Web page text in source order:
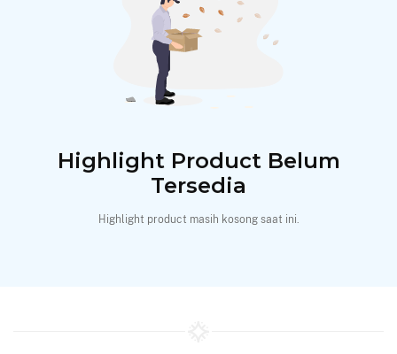
Highlight Product Belum
Tersedia
Highlight product masih kosong saat ini.